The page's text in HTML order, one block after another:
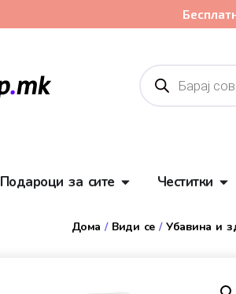
Подароци за сите Честитки
Дома / Види се/Убавина и